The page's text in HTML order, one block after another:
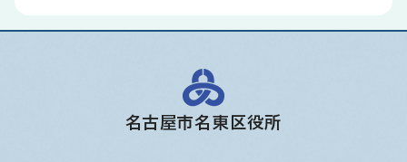
名古屋市名東区役所